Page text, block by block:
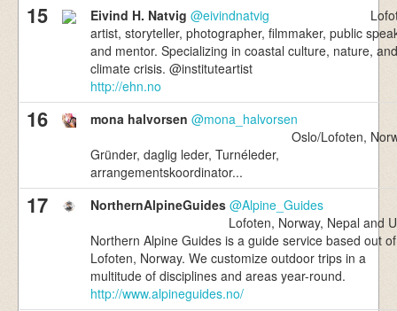
15 Eivind H. Natvig @eivindnatvig
artist, storyteller, photographer, filmmaker, public
and mentor. Specializing in coastal culture, nature, and
climate crisis. @instituteartist
http://ehn.no
16 mona halvorsen @mona_halvorsen
Oslo/Lofoten,
Gründer, daglig leder, Turnéleder,
arrangementskoordinator...
17 NorthernAlpineGuides @Alpine_Guides
Lofoten, Norway, Nepal and
Northern Alpine Guides is a guide service based out of
Lofoten, Norway. We customize outdoor trips in a
multitude of disciplines and areas year-round.
http://www.alpineguides.no/